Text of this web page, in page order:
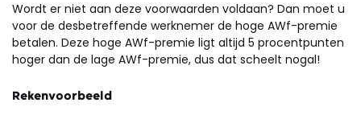
Wordt er niet aan deze voorwaarden voldaan? Dan moet u
voor de desbetreffende werknemer de hoge AWf-premie
betalen. Deze hoge AWf-premie ligt altijd 5 procentpunten
hoger dan de lage AWf-premie, dus dat scheelt nogal!
Rekenvoorbeeld